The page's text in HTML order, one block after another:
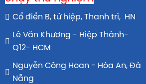
Cổ điển B, tứ hiệp, Thanh trì, HN
Lê Văn Khương - Hiệp Thành-
Q12- HCM
Nguyễn Công Hoan - Hòa An, Đà
Nẵng